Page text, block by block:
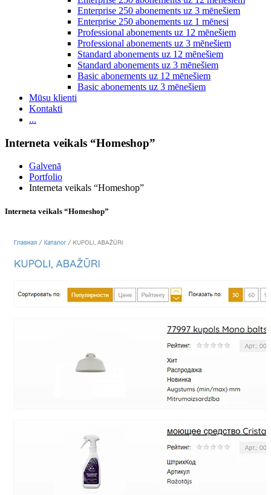
Enterprise 250 abonements uz 3 mēnešiem
Enterprise 250 abonements uz 1 mēnesi
Professional abonements uz 12 mēnešiem
Professional abonements uz 3 mēnešiem
Standard abonements uz 12 mēnešiem
Standard abonements uz 3 mēnešiem
Basic abonements uz 12 mēnešiem
Basic abonements uz 3 mēnešiem
Mūsu klienti
Kontakti
...
Interneta veikals “Homeshop”
Galvenā
Portfolio
Interneta veikals “Homeshop”
Interneta veikals “Homeshop”